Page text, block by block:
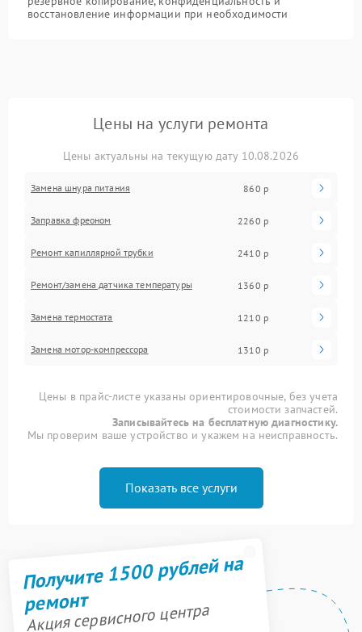
восстановление информации при необходимости
Цены на услуги ремонта
Цены актуальны на текущую дату 10.08.2026
Замена шнура питания 860 р
Заправка фреоном 2260 р
Ремонт капиллярной трубки 2410 р
Ремонт/замена датчика температуры 1360 р
Замена термостата 1210 р
Замена мотор-компрессора 1310 р
Цены в прайс-листе указаны ориентировочные, без учета
стоимости запчастей.
Записывайтесь на бесплатную диагностику.
Мы проверим ваше устройство и укажем на неисправность.
Показать все услуги
Получите 1500 рублей на
ремонт
Акция сервисного центра